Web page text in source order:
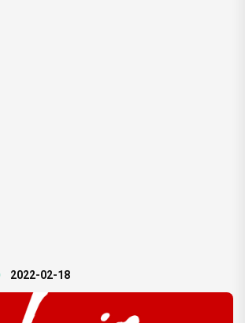
2022-02-18